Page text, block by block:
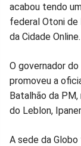
Facebook
acabou tendo
federal Otoni de
da Cidade Online.
O governador
promoveu a
Batalhão da
do Leblon,
A sede da